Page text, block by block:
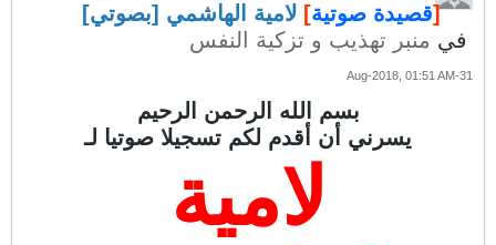
[قصيدة صوتية] لامية الهاشمي [بصوتي]
في منبر تهذيب و تزكية النفس
31-Aug-2018, 01:51 AM
بسم الله الرحمن الرحيم
يسرني أن أقدم لكم تسجيلا صوتيا لـ
لامية